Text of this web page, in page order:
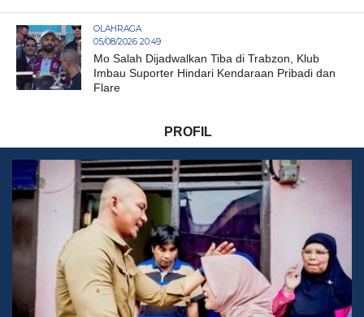
OLAHRAGA
05/08/2026 20:49
Mo Salah Dijadwalkan Tiba di Trabzon, Klub
Imbau Suporter Hindari Kendaraan Pribadi dan
Flare
PROFIL